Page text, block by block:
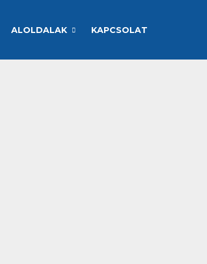
ALOLDALAK KAPCSOLAT